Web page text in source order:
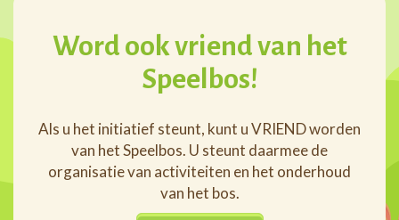
Word ook vriend van het
Speelbos!
Als u het initiatief steunt, kunt u VRIEND worden
van het Speelbos. U steunt daarmee de
organisatie van activiteiten en het onderhoud
van het bos.